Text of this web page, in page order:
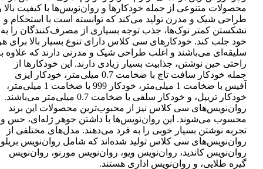
محصولات متنوعی از جمله خودکارها و روان‌نویس‌ها با کیفیت بالا
طراحی شیک و مدرن تولید می‌کند که توانسته است با استحکام و
نشکستن کمتر نوک‌ها، جذب توجه بسیاری از مصرف‌کنندگان را به
خود جلب کند. خودکارهای سی کلاس دارای تنوع بسیار بالا برای
سلیقه‌ای می‌باشند و اغلب طراحی شیک و مدرنی دارند که علاوه
راحتی حین نوشتن، جذابیت بسیار زیادی دارند. این خودکارها از
جمله خودکار سافت تاچ با ضخامت 0.7 میلی‌متر، خودکار ایزی
آفیس با ضخامت 1 میلی‌متر، خودکار 999 با ضخامت 1 میلی‌متر،
خودکار تریپل، و خودکار سلفی با ضخامت 0.7 میلی‌متر می‌باشند.
روان‌نویس‌های سی کلاس نیز از محبوب‌ترین محصولات این برند
محسوب می‌شوند. این روان‌نویس‌ها با داشتن جوهر ژله‌ای، حس و
تجربه نوشتن بسیار خوبی را به فرد می‌دهند. مدل‌های مختلفی از
روان‌نویس‌های سی کلاس تولید شده‌اند که شامل روان‌نویس
روان‌نویس کاندید، روان‌نویس ویو، روان‌نویس مورنو، روان‌نویس
گیره طلایی، و روان‌نویس اداری هستند.